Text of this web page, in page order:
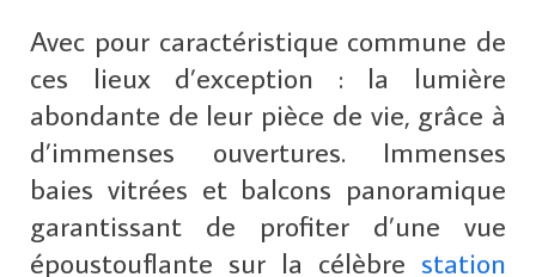
Avec pour caractéristique commune de
ces lieux d’exception : la lumière
abondante de leur pièce de vie, grâce à
d’immenses ouvertures. Immenses
baies vitrées et balcons panoramique
garantissant de profiter d’une vue
époustouflante sur la célèbre station